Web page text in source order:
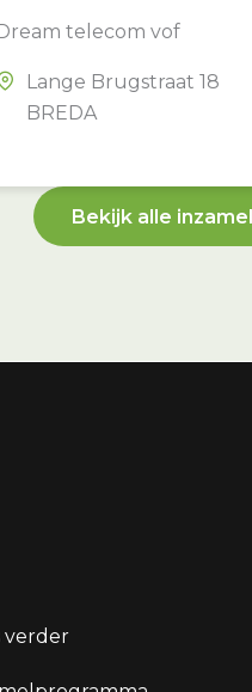
Dream telecom vof
Lange Brugstraat 18
BREDA
Bekijk alle
verder